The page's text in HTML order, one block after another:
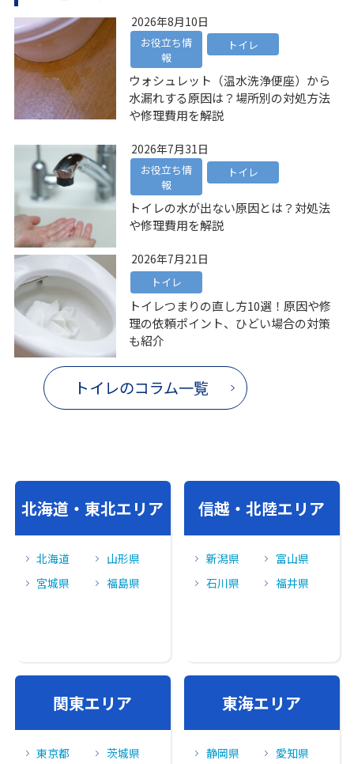
2026年8月10日
お役立ち情
報
トイレ
ウォシュレット（温水洗浄便座）から
水漏れする原因は？場所別の対処方法
や修理費用を解説
2026年7月31日
お役立ち情
報
トイレ
トイレの水が出ない原因とは？対処法
や修理費用を解説
2026年7月21日
トイレ
トイレつまりの直し方10選！原因や修
理の依頼ポイント、ひどい場合の対策
も紹介
トイレのコラム一覧
北海道・東北エリア
北海道
山形県
宮城県
福島県
信越・北陸エリア
新潟県
富山県
石川県
福井県
関東エリア
東京都
茨城県
東海エリア
静岡県
愛知県